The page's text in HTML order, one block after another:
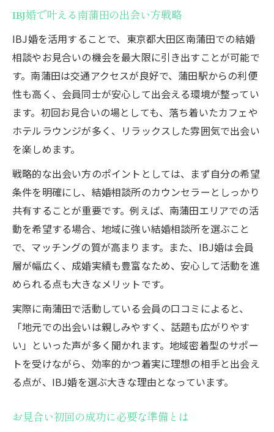
お見合い初回に役立つマナーと注意点
初回お見合いを成功へ導く秘訣とは
IBJ婚の初回お見合い準備チェックリスト
会話に困らないための事前リサーチ方法
お見合い当日の流れとポイント解説
初回で交際につなげる印象アップ術
IBJ婚で意識すべき服装と身だしなみ
お見合い成立後の日程調整のポイント
IBJ婚での日程調整が円滑に進む秘訣
お見合い成立後の理想的な提案時期とは
担当者との連携でスムーズに調整する方法
日程候補の出し方で印象が変わる理由
IBJ婚でよくある初回NGパターン回避術
IBJ婚で避けたい初回お見合いNG例
日程調整ミスによる失敗事例と対策
連絡遅延が与えるマイナス印象の防ぎ方
身だしなみの失敗を防ぐチェック項目
IBJ婚で叶える南蒲田の出会い方戦略
IBJ婚を活用することで、東京都大田区南蒲田での結婚
相談やお見合いの機会を最大限に引き出すことが可能で
す。南蒲田は交通アクセスが良好で、蒲田駅からの利便
性も高く、会員同士が安心して出会える環境が整ってい
ます。初回お見合いの場としても、落ち着いたカフェや
ホテルラウンジが多く、リラックスした雰囲気で出会い
を楽しめます。
戦略的な出会い方のポイントとしては、まず自分の希望
条件を明確にし、結婚相談所のカウンセラーとしっかり
共有することが重要です。例えば、南蒲田エリアでの活
動を希望する場合、地域に強い結婚相談所を選ぶこと
で、マッチングの質が高まります。また、IBJ婚は会員
層が幅広く、成婚実績も豊富なため、安心して活動を進
められる点も大きなメリットです。
実際に南蒲田で活動している会員の口コミによると、
「地元での出会いは親しみやすく、話題も広がりやす
い」といった声が多く聞かれます。地域密着型のサポー
トを受けながら、効率的かつ着実に理想の相手と出会え
る点が、IBJ婚を選ぶ大きな理由となっています。
お見合い初回の成功に必要な準備とは